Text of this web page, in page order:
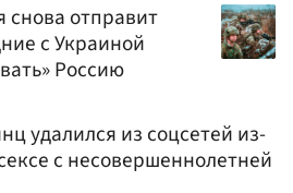
снова отправит
с Украиной
Россию
удалился из соцсетей из-
с несовершеннолетней